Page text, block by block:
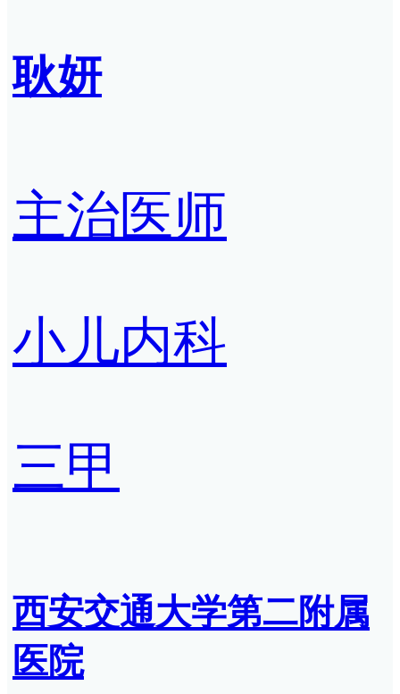
耿妍
主治医师
小儿内科
三甲
西安交通大学第二附属
医院